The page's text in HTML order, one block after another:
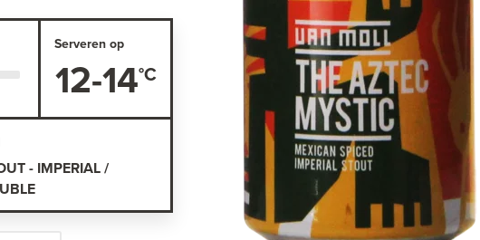
Serveren op
12-14
- IMPERIAL /